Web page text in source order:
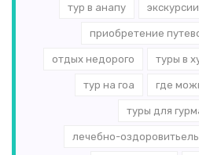
тур в анапу
приобретение
отдых недорого туры в
тур на гоа где
туры для
лечебно-